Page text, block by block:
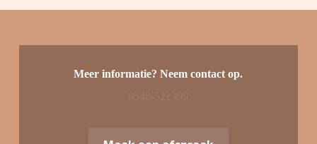
Meer informatie? Neem contact op.